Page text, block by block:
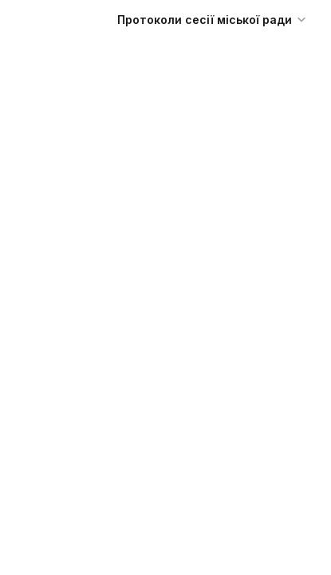
Протоколи сесії міської ради